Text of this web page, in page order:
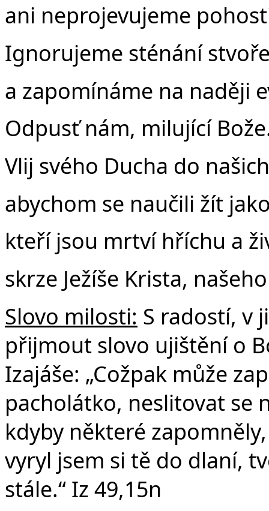
ani neprojevujeme
Ignorujeme sténání
a zapomínáme na naději
Odpusť nám, milující
Vlij svého Ducha do
abychom se naučili žít
kteří jsou mrtví hříchu a
skrze Ježíše Krista,
Slovo milosti: S radostí, v
přijmout slovo ujištění o
Izajáše: „Cožpak může
pacholátko, neslitovat se
kdyby některé
vyryl jsem si tě do dlaní,
stále.“ Iz 49,15n